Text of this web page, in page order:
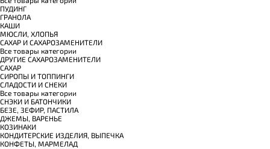
ПУДИНГ
ГРАНОЛА
КАШИ
МЮСЛИ, ХЛОПЬЯ
САХАР И САХАРОЗАМЕНИТЕЛИ
Все товары категории
ДРУГИЕ САХАРОЗАМЕНИТЕЛИ
САХАР
СИРОПЫ И ТОППИНГИ
СЛАДОСТИ И СНЕКИ
Все товары категории
СНЭКИ И БАТОНЧИКИ
БЕЗЕ, ЗЕФИР, ПАСТИЛА
ДЖЕМЫ, ВАРЕНЬЕ
КОЗИНАКИ
КОНДИТЕРСКИЕ ИЗДЕЛИЯ, ВЫПЕЧКА
КОНФЕТЫ, МАРМЕЛАД